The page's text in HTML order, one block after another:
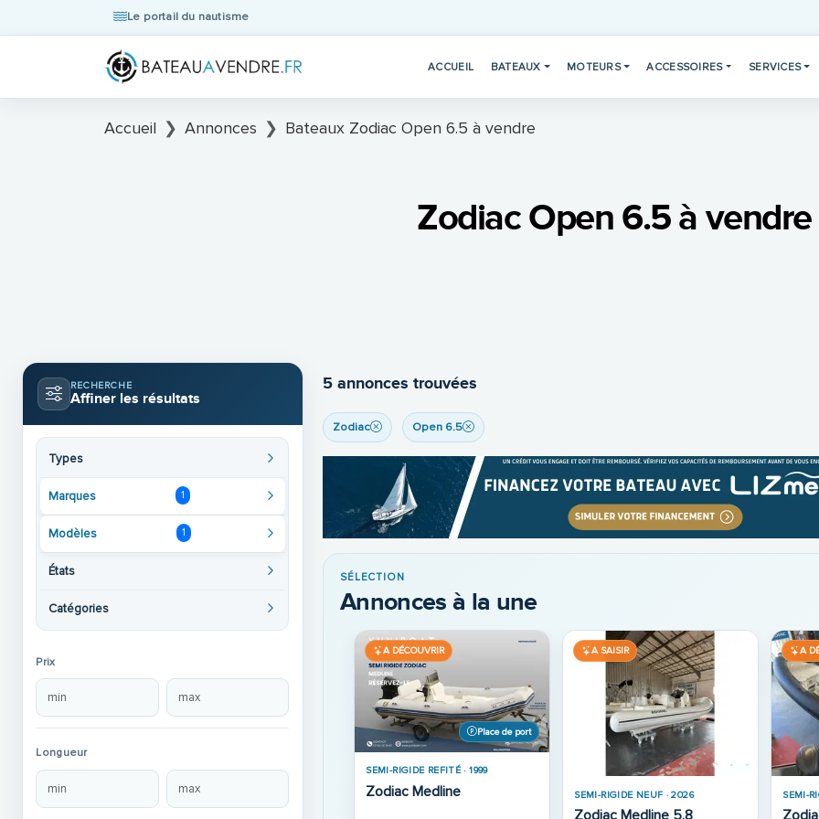
Le portail du nautisme
ACCUEIL BATEAUX MOTEURS ACCESSOIRES SERVICES
Accueil Annonces Bateaux Zodiac Open 6.5 à vendre
Zodiac Open 6.5 à vendre
RECHERCHE
Affiner les résultats
Types
Marques 1
Modèles 1
États
Catégories
Prix
Longueur
5 annonces trouvées
Zodiac Open 6.5
SÉLECTION
Annonces à la une
LOCATION · 2024 SEMI-RIGIDE OCCASION · 2022
A SAISIR A SAISIR
SEMI-RIGIDE NEUF · 2024
Zodiac Pro 7 Neo
A
SEMI-